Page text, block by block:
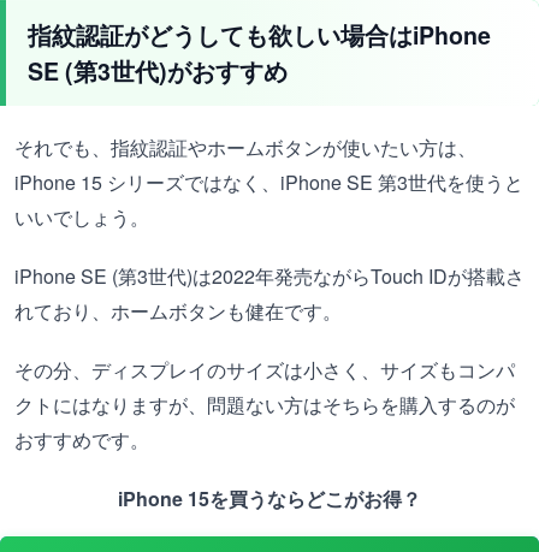
指紋認証がどうしても欲しい場合はiPhone
SE (第3世代)がおすすめ
それでも、指紋認証やホームボタンが使いたい方は、
iPhone 15 シリーズではなく、iPhone SE 第3世代を使うと
いいでしょう。
iPhone SE (第3世代)は2022年発売ながらTouch IDが搭載さ
れており、ホームボタンも健在です。
その分、ディスプレイのサイズは小さく、サイズもコンパ
クトにはなりますが、問題ない方はそちらを購入するのが
おすすめです。
iPhone 15を買うならどこがお得？